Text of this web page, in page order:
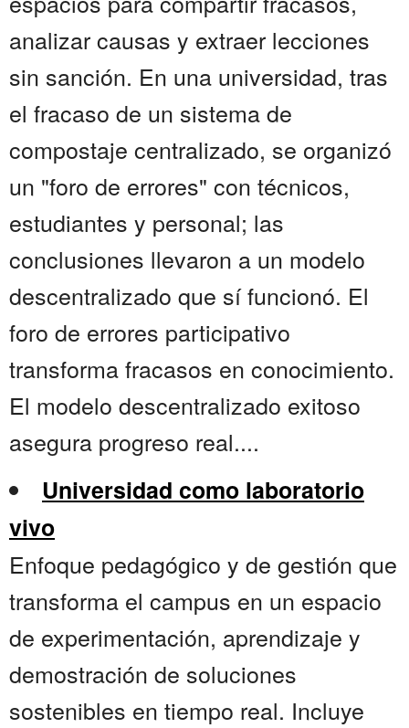
analizar causas y extraer lecciones
sin sanción. En una universidad, tras
el fracaso de un sistema de
compostaje centralizado, se organizó
un "foro de errores" con técnicos,
estudiantes y personal; las
conclusiones llevaron a un modelo
descentralizado que sí funcionó. El
foro de errores participativo
transforma fracasos en conocimiento.
El modelo descentralizado exitoso
asegura progreso real....
Universidad como laboratorio
vivo
Enfoque pedagógico y de gestión que
transforma el campus en un espacio
de experimentación, aprendizaje y
demostración de soluciones
sostenibles en tiempo real. Incluye